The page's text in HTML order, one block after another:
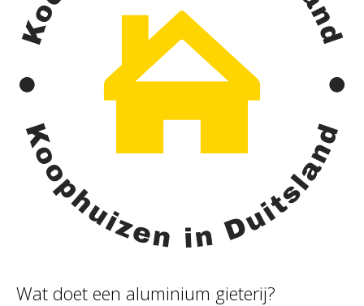
Wat doet een aluminium gieterij?